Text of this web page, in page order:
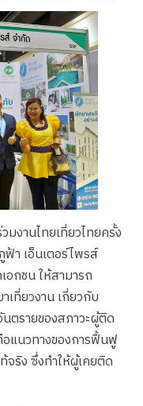
มงานไทยเที่ยวไทยครั้ง
ฟ้า เอ็นเตอร์ไพรส์
กชน ให้สามารถ
เที่ยวงาน เกี่ยวกับ
รายของสภาวะผู้ติด
แนวทางของการฟื้นฟู
ริง ซึ่งทำให้ผู้เคยติด